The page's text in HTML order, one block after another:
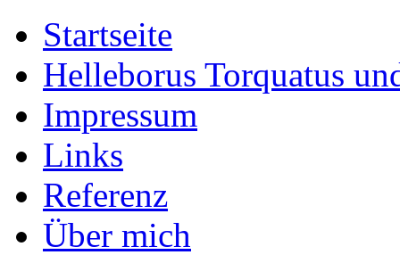
Startseite
Helleborus Torquatus
Impressum
Links
Referenz
Über mich